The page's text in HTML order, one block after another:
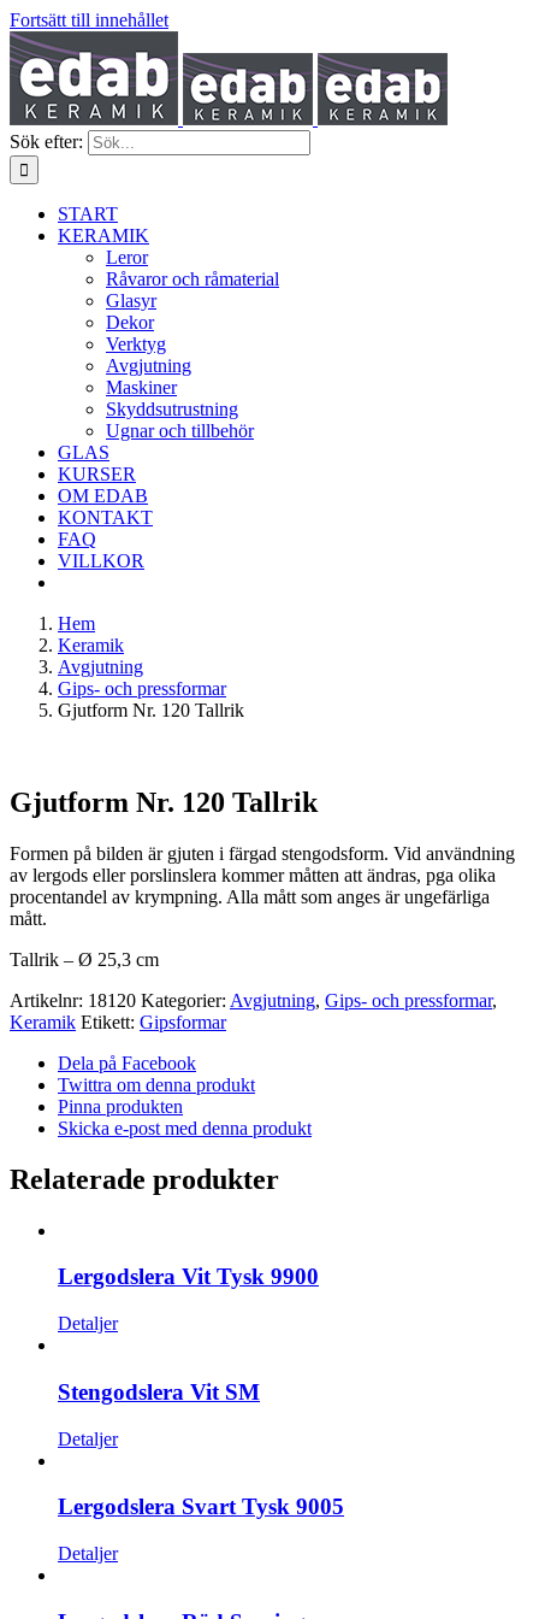
Fortsätt till innehållet
Sök efter:
START
KERAMIK
Leror
Råvaror och råmaterial
Glasyr
Dekor
Verktyg
Avgjutning
Maskiner
Skyddsutrustning
Ugnar och tillbehör
GLAS
KURSER
OM EDAB
KONTAKT
FAQ
VILLKOR
Hem
Keramik
Avgjutning
Gips- och pressformar
Gjutform Nr. 120 Tallrik
Gjutform Nr. 120 Tallrik
Formen på bilden är gjuten i färgad stengodsform. Vid användning
av lergods eller porslinslera kommer måtten att ändras, pga olika
procentandel av krympning. Alla mått som anges är ungefärliga
mått.
Tallrik – Ø 25,3 cm
Artikelnr: 18120 Kategorier: Avgjutning, Gips- och pressformar,
Keramik Etikett: Gipsformar
Dela på Facebook
Twittra om denna produkt
Pinna produkten
Skicka e-post med denna produkt
Relaterade produkter
Lergodslera Vit Tysk 9900
Detaljer
Stengodslera Vit SM
Detaljer
Lergodslera Svart Tysk 9005
Detaljer